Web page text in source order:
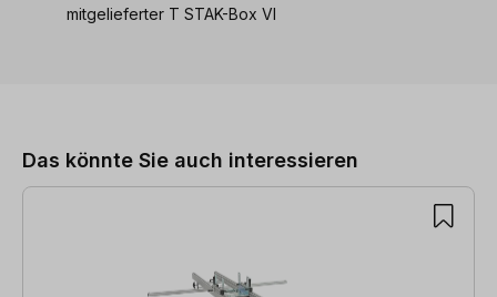
mitgelieferter T STAK-Box VI
Das könnte Sie auch interessieren